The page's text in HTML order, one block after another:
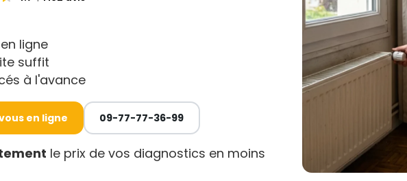
ligne
suffit
à l'avance
en ligne 09-77-77-36-99
le prix de vos diagnostics en moins